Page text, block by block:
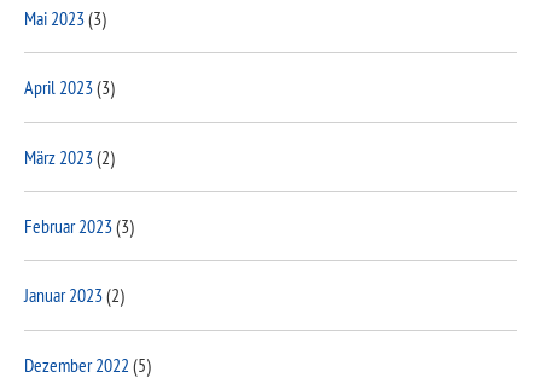
Mai 2023(3)
April 2023(3)
März 2023(2)
Februar 2023(3)
Januar 2023(2)
Dezember 2022 (5)